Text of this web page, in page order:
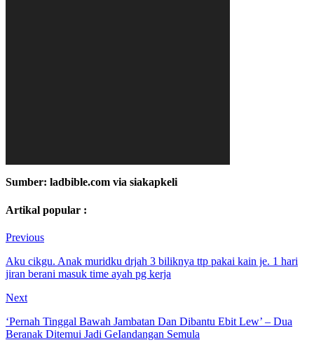
Sumber: ladbible.com via siakapkeli
Artikal popular :
Previous
Aku cikgu. Anak muridku drjah 3 biliknya ttp pakai kain je. 1 hari
jiran berani masuk time ayah pg kerja
Next
‘Pernah Tinggal Bawah Jambatan Dan Dibantu Ebit Lew’ – Dua
Beranak Ditemui Jadi GeIandangan Semula